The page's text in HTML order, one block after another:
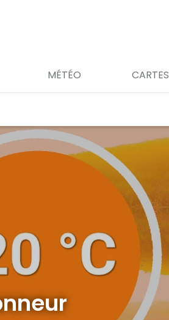
MÉTÉO CARTES